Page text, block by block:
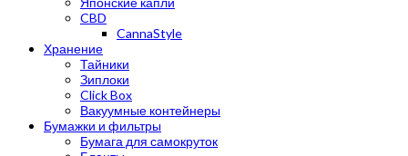
CBD
CannaStyle
Хранение
Тайники
Зиплоки
Click Box
Вакуумные контейнеры
Бумажки и фильтры
Бумага для самокруток